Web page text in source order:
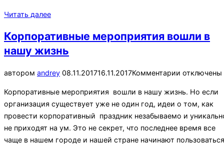
Читать далее«Как
стал
джипером
2)»
Корпоративные мероприятия вошли в
нашу жизнь
автором andreyОпубликовано
08.11.201716.11.2017Комментарии отключены
Корпоративные мероприятия вошли в нашу жизнь. Но если
организация существует уже не один год, идеи о том, как
провести корпоративный праздник незабываемо и
не приходят на ум. Это не секрет, что последнее время все
чаще в нашем городе и нашей стране начинают пользоваться